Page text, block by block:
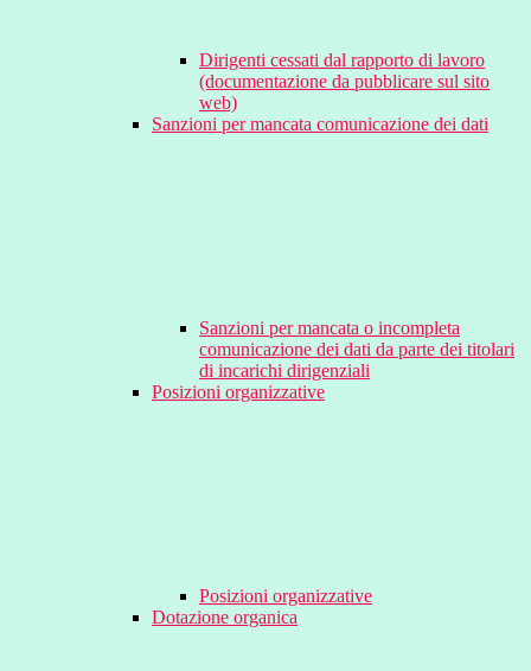
Dirigenti cessati dal rapporto di lavoro
(documentazione da pubblicare sul sito
web)
Sanzioni per mancata comunicazione dei dati
Sanzioni per mancata o incompleta
comunicazione dei dati da parte dei titolari
di incarichi dirigenziali
Posizioni organizzative
Posizioni organizzative
Dotazione organica